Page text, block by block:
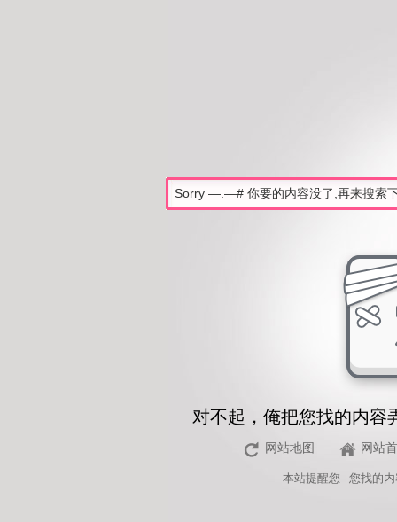
对不起，俺把您找的内容
网站地图 网站
本站提醒您 - 您找的